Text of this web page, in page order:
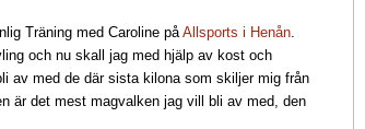
Träning med Caroline påAllsports i Henån.
och nu skall jag med hjälp av kost och
av med de där sista kilona som skiljer mig från
är det mest magvalken jag vill bli av med, den